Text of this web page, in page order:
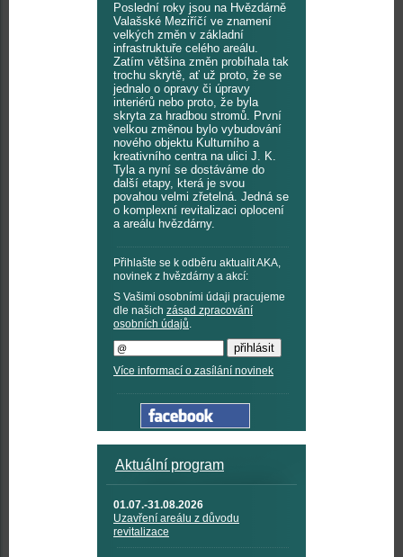
Poslední roky jsou na Hvězdárně
Valašské Meziříčí ve znamení
velkých změn v základní
infrastruktuře celého areálu.
Zatím většina změn probíhala tak
trochu skrytě, ať už proto, že se
jednalo o opravy či úpravy
interiérů nebo proto, že byla
skryta za hradbou stromů. První
velkou změnou bylo vybudování
nového objektu Kulturního a
kreativního centra na ulici J. K.
Tyla a nyní se dostáváme do
další etapy, která je svou
povahou velmi zřetelná. Jedná se
o komplexní revitalizaci oplocení
a areálu hvězdárny.
Přihlašte se k odběru aktualit AKA,
novinek z hvězdárny a akcí:
S Vašimi osobními údaji pracujeme
dle našich zásad zpracování
osobních údajů.
Více informací o zasílání novinek
Aktuální program
01.07.-31.08.2026
Uzavření areálu z důvodu
revitalizace